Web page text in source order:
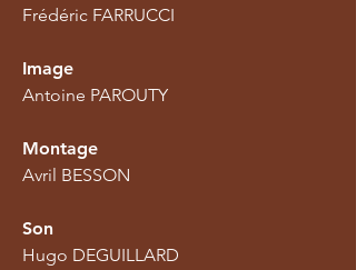
Frédéric FARRUCCI
Image
Antoine PAROUTY
Montage
Avril BESSON
Son
Hugo DEGUILLARD